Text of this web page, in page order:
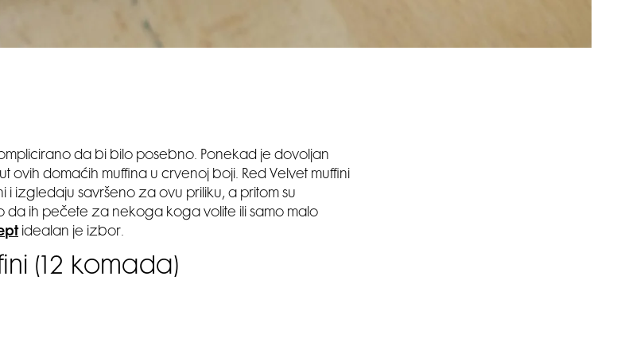
da bi bilo posebno. Ponekad je dovoljan
ovih domaćih muffina u crvenoj boji. Red Velvet muffini
i izgledaju savršeno za ovu priliku, a pritom su
da ih pečete za nekoga koga volite ili samo malo
idealan je izbor.
(12 komada)